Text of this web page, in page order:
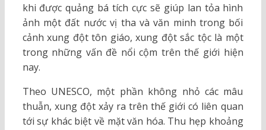
khi được quảng bá tích cực sẽ giúp lan tỏa hình
ảnh một đất nước vị tha và văn minh trong bối
cảnh xung đột tôn giáo, xung đột sắc tộc là một
trong những vấn đề nổi cộm trên thế giới hiện
nay.
Theo UNESCO, một phần không nhỏ các mâu
thuẫn, xung đột xảy ra trên thế giới có liên quan
tới sự khác biệt về mặt văn hóa. Thu hẹp khoảng